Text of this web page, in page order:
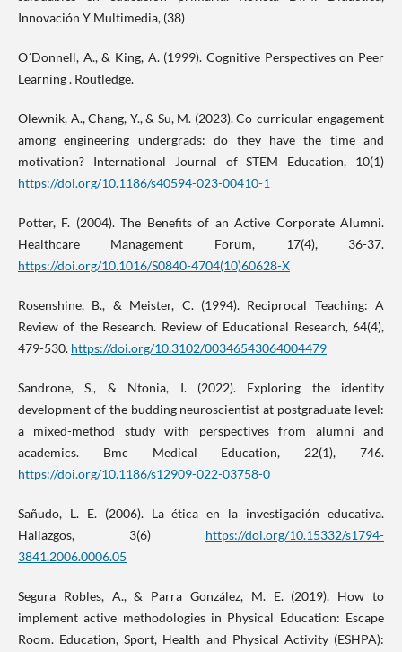
Innovación Y Multimedia, (38)
O´Donnell, A., & King, A. (1999). Cognitive Perspectives on Peer
Learning . Routledge.
Olewnik, A., Chang, Y., & Su, M. (2023). Co-curricular engagement
among engineering undergrads: do they have the time and
motivation? International Journal of STEM Education, 10(1)
https://doi.org/10.1186/s40594-023-00410-1
Potter, F. (2004). The Benefits of an Active Corporate Alumni.
Healthcare Management Forum, 17(4), 36-37.
https://doi.org/10.1016/S0840-4704(10)60628-X
Rosenshine, B., & Meister, C. (1994). Reciprocal Teaching: A
Review of the Research. Review of Educational Research, 64(4),
479-530. https://doi.org/10.3102/00346543064004479
Sandrone, S., & Ntonia, I. (2022). Exploring the identity
development of the budding neuroscientist at postgraduate level:
a mixed-method study with perspectives from alumni and
academics. Bmc Medical Education, 22(1), 746.
https://doi.org/10.1186/s12909-022-03758-0
Sañudo, L. E. (2006). La ética en la investigación educativa.
Hallazgos, 3(6) https://doi.org/10.15332/s1794-
3841.2006.0006.05
Segura Robles, A., & Parra González, M. E. (2019). How to
implement active methodologies in Physical Education: Escape
Room. Education, Sport, Health and Physical Activity (ESHPA):